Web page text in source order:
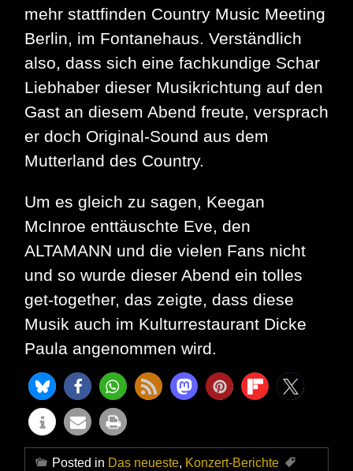
mehr stattfinden Country Music Meeting
Berlin, im Fontanehaus. Verständlich
also, dass sich eine fachkundige Schar
Liebhaber dieser Musikrichtung auf den
Gast an diesem Abend freute, versprach
er doch Original-Sound aus dem
Mutterland des Country.
Um es gleich zu sagen, Keegan
McInroe enttäuschte Eve, den
ALTAMANN und die vielen Fans nicht
und so wurde dieser Abend ein tolles
get-together, das zeigte, dass diese
Musik auch im Kulturrestaurant Dicke
Paula angenommen wird.
Posted in Das neueste, Konzert-Berichte